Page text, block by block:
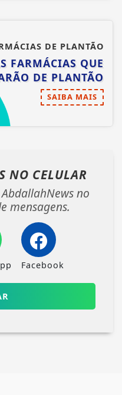
DE PLANTÃO
FARMÁCIAS QUE
DE PLANTÃO
SAIBA MAIS
NO CELULAR
no
mensagens.
Facebook